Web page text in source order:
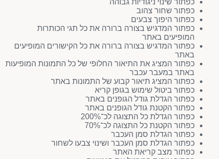
כפתור שינוי ניגודיות גבוהה
כפתור שחור צהוב
כפתור היפוך צבעים
כפתור המדגיש בצורה ברורה את כל תגי הכותרות
המופיעים באתר
כפתור המדגיש בצורה ברורה את כל הקישורים המופיעים
באתר
כפתור המציג את התיאור החלופי של כל התמונות המופיעות
באתר במעבר עכבר
כפתור המציג תיאור קבוע של התמונות באתר
כפתור ביטול שימוש בגופן קריא
כפתור הגדלת גודל הגופנים באתר
כפתור הקטנת גודל הגופנים באתר
כפתור הגדלת כל התצוגה לכ־200%
כפתור הקטנת כל התצוגה לכ־70%
כפתור הגדלת סמן העכבר
כפתור הגדלת סמן העכבר ושינוי צבעו לשחור
כפתור מצב קריאת האתר